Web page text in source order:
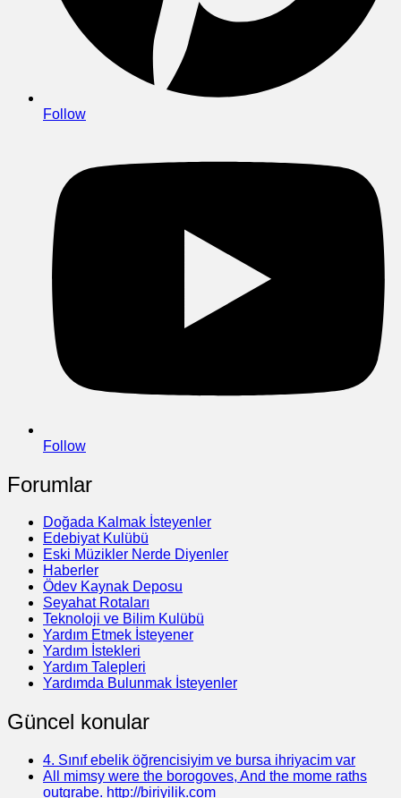
Follow
Follow
Forumlar
Doğada Kalmak İsteyenler
Edebiyat Kulübü
Eski Müzikler Nerde Diyenler
Haberler
Ödev Kaynak Deposu
Seyahat Rotaları
Teknoloji ve Bilim Kulübü
Yardım Etmek İsteyener
Yardım İstekleri
Yardım Talepleri
Yardımda Bulunmak İsteyenler
Güncel konular
4. Sınıf ebelik öğrencisiyim ve bursa ihriyacim var
All mimsy were the borogoves, And the mome raths
outgrabe. http://biriyilik.com